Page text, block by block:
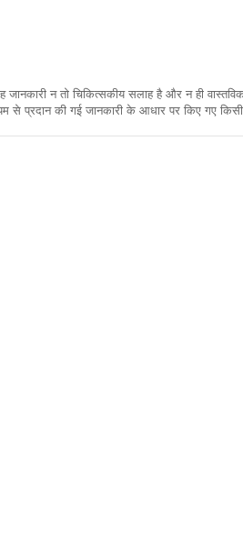
न तो चिकित्सकीय सलाह है और न ही
की गई जानकारी के आधार पर किए गए किसी भी